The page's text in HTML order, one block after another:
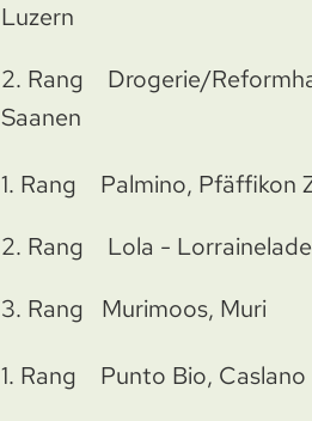
Luzern
2. Rang Drogerie/
Saanen
1. Rang Palmino, Pfäffikon
2. Rang Lola -
3. Rang Murimoos, Muri
1. Rang Punto Bio, Caslano